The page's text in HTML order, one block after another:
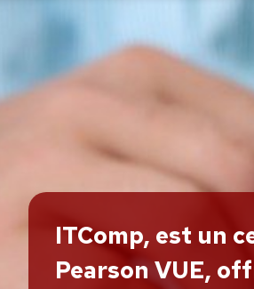
ITComp, est un
Pearson VUE,